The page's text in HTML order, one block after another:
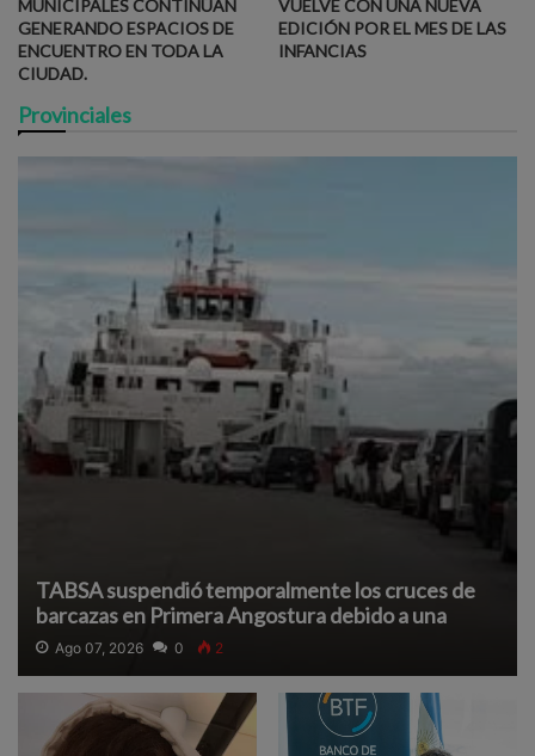
MUNICIPALES CONTINÚAN
GENERANDO ESPACIOS DE
ENCUENTRO EN TODA LA
CIUDAD.
VUELVE CON UNA NUEVA
EDICIÓN POR EL MES DE LAS
INFANCIAS
Provinciales
TABSA suspendió temporalmente los cruces de
barcazas en Primera Angostura debido a una
densa neblina que reduce la visibilidad y afecta la
navegación segura.
Ago 07, 2026 0 2